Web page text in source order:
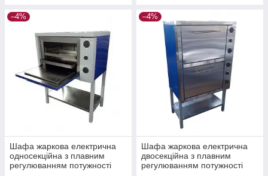
–4%
Шафа жаркова електрична
односекційна з плавним
регулюванням потужності
–4%
Шафа жаркова електрична
двосекційна з плавним
регулюванням потужності